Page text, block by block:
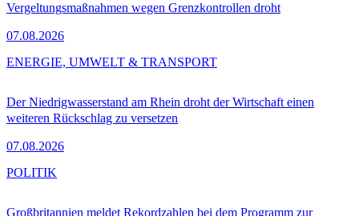
Vergeltungsmaßnahmen wegen Grenzkontrollen droht
07.08.2026
Der Niedrigwasserstand am Rhein droht der Wirtschaft einen
weiteren Rückschlag zu versetzen
07.08.2026
ENERGIE, UMWELT & TRANSPORT
Großbritannien meldet Rekordzahlen bei dem Programm zur
POLITIK